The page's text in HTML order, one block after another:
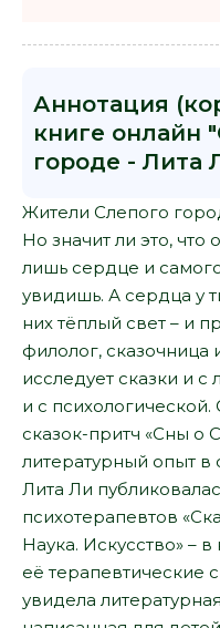
Аннотация
книге онлайн
городе - Лита
Жители Слепого
Но значит ли это, что
лишь сердце и
увидишь. А сердца у
них тёплый свет – и
филолог, сказочница
исследует сказки и с
и с
сказок-притч «Сны о
литературный опыт
Лита Ли
психотерапевтов
Наука. Искусство» –
её терапевтические
увидела